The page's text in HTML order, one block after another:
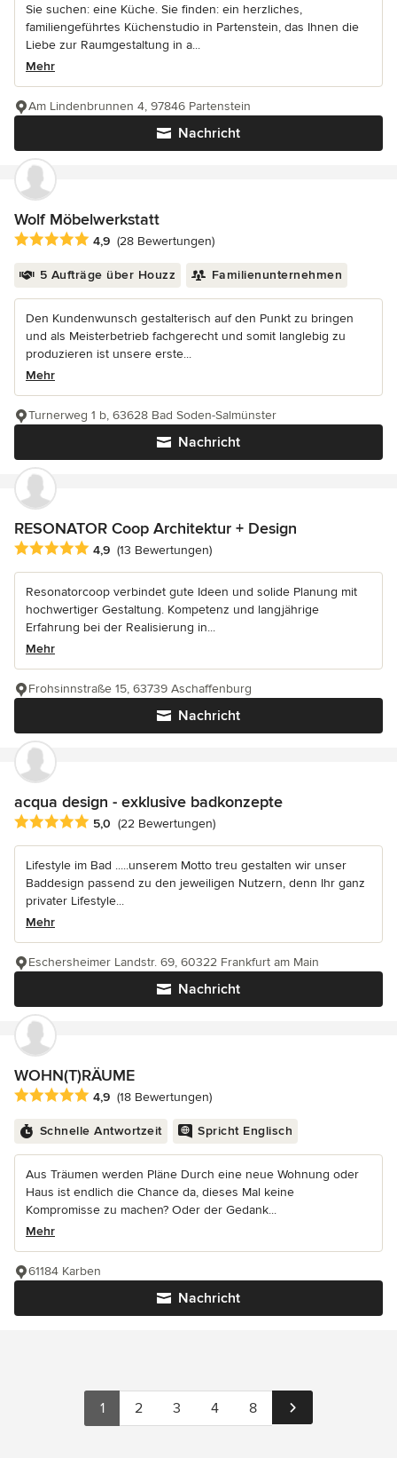
Sie suchen: eine Küche. Sie finden: ein herzliches,
familiengeführtes Küchenstudio in Partenstein, das Ihnen die
Liebe zur Raumgestaltung in a...
Mehr
Nachricht
Am Lindenbrunnen 4, 97846 Partenstein
Wolf Möbelwerkstatt
Durchschnittliche Bewertung: 4.9 von 5 Sternen
4,9 (28 Bewertungen)
5 Aufträge über Houzz Familienunternehmen
Den Kundenwunsch gestalterisch auf den Punkt zu bringen
und als Meisterbetrieb fachgerecht und somit langlebig zu
produzieren ist unsere erste...
Mehr
Nachricht
Turnerweg 1 b, 63628 Bad Soden-Salmünster
RESONATOR Coop Architektur + Design
Durchschnittliche Bewertung: 4.9 von 5 Sternen
4,9 (13 Bewertungen)
Resonatorcoop verbindet gute Ideen und solide Planung mit
hochwertiger Gestaltung. Kompetenz und langjährige
Erfahrung bei der Realisierung in...
Mehr
Nachricht
Frohsinnstraße 15, 63739 Aschaffenburg
acqua design - exklusive badkonzepte
Durchschnittliche Bewertung: 5 von 5 Sternen
5,0 (22 Bewertungen)
Lifestyle im Bad .....unserem Motto treu gestalten wir unser
Baddesign passend zu den jeweiligen Nutzern, denn Ihr ganz
privater Lifestyle...
Mehr
Nachricht
Eschersheimer Landstr. 69, 60322 Frankfurt am Main
WOHN(T)RÄUME
Durchschnittliche Bewertung: 4.9 von 5 Sternen
4,9 (18 Bewertungen)
Schnelle Antwortzeit Spricht Englisch
Aus Träumen werden Pläne Durch eine neue Wohnung oder
Haus ist endlich die Chance da, dieses Mal keine
Kompromisse zu machen? Oder der Gedank...
Mehr
Nachricht
61184 Karben
1 2 3 4 8